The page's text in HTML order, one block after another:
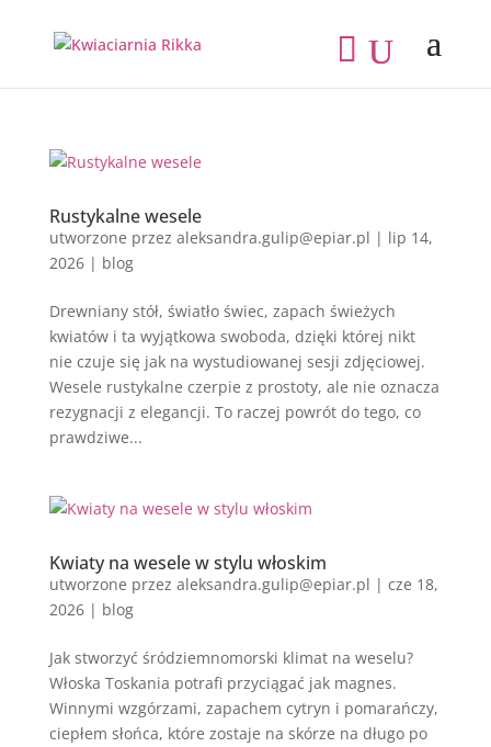
Rustykalne wesele
utworzone przez aleksandra.gulip@epiar.pl | lip 14,
2026| blog
Drewniany stół, światło świec, zapach świeżych
kwiatów i ta wyjątkowa swoboda, dzięki której nikt
nie czuje się jak na wystudiowanej sesji zdjęciowej.
Wesele rustykalne czerpie z prostoty, ale nie oznacza
rezygnacji z elegancji. To raczej powrót do tego, co
prawdziwe...
Kwiaty na wesele w stylu włoskim
utworzone przez aleksandra.gulip@epiar.pl | cze 18,
2026| blog
Jak stworzyć śródziemnomorski klimat na weselu?
Włoska Toskania potrafi przyciągać jak magnes.
Winnymi wzgórzami, zapachem cytryn i pomarańczy,
ciepłem słońca, które zostaje na skórze na długo po